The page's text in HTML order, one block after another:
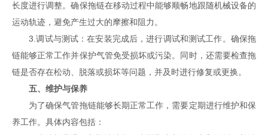
长度进行调整。确保拖链在移动过程中能够顺畅地跟随机械设备的
运动轨迹，避免产生过大的摩擦和阻力。
3.调试与测试：在安装完成后，进行调试和测试工作。确保拖
链能够正常工作并保护气管免受损坏或污染。同时，还需要检查拖
链是否存在松动、脱落或损坏等问题，并及时进行修复或更换。
五、维护与保养
为了确保气管拖链能够长期正常工作，需要定期进行维护和保
养工作。具体内容包括：